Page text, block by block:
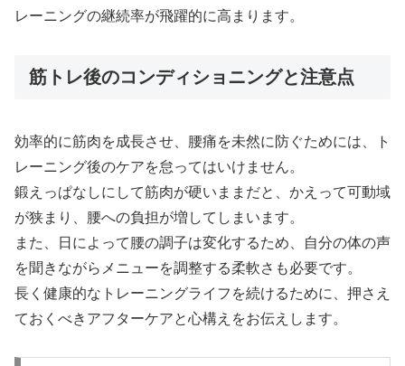
レーニングの継続率が飛躍的に高まります。
筋トレ後のコンディショニングと注意点
効率的に筋肉を成長させ、腰痛を未然に防ぐためには、ト
レーニング後のケアを怠ってはいけません。
鍛えっぱなしにして筋肉が硬いままだと、かえって可動域
が狭まり、腰への負担が増してしまいます。
また、日によって腰の調子は変化するため、自分の体の声
を聞きながらメニューを調整する柔軟さも必要です。
長く健康的なトレーニングライフを続けるために、押さえ
ておくべきアフターケアと心構えをお伝えします。